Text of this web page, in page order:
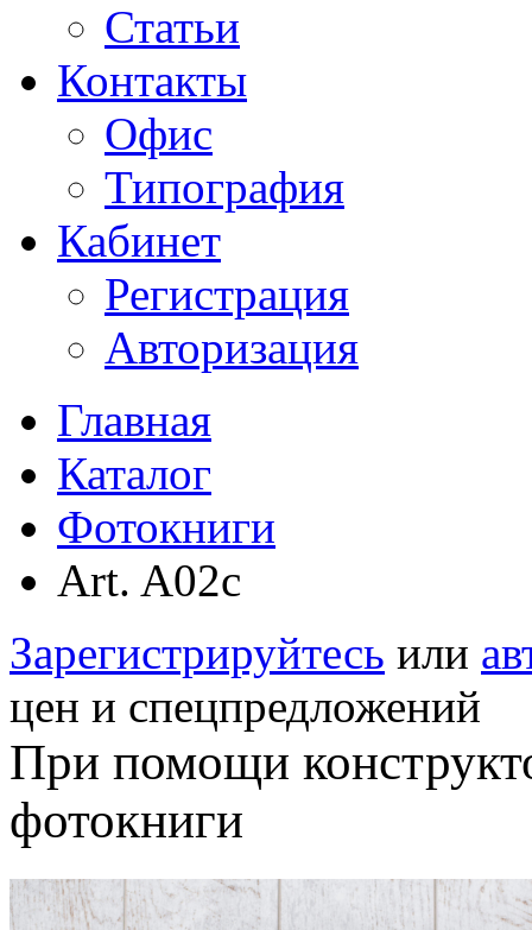
Статьи
Контакты
Офис
Типография
Кабинет
Регистрация
Авторизация
Главная
Каталог
Фотокниги
Art. A02c
Зарегистрируйтесь или
цен и спецпредложений
При помощи
фотокниги